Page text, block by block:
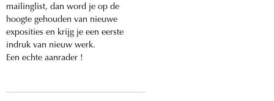
mailinglist, dan word je op de
hoogte gehouden van nieuwe
exposities en krijg je een eerste
indruk van nieuw werk.
Een echte aanrader !